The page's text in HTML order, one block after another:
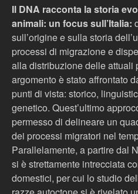
Il DNA racconta la storia
animali: un focus sull’Italia:
sull’origine e sulla storia
processi di migrazione e
alla distribuzione delle attuali
argomento è stato affrontato
punti di vista: storico,
genetico. Quest’ultimo
permesso di delineare un
dei processi migratori nel
Parallelamente, a partire dal
si è strettamente intrecciata
domestici, per cui lo studio